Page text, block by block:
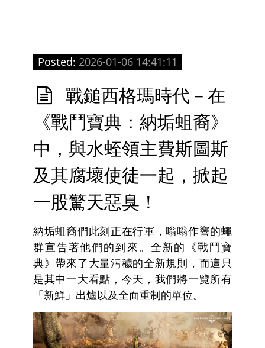
Posted: 2026-01-06 14:41:11
戰鎚西格瑪時代－在
《戰鬥寶典：納垢蛆裔》
中，與水蛭領主費斯圖斯
及其腐壞使徒一起，掀起
一股驚天惡臭！
納垢蛆裔們此刻正在行軍，嗡嗡作響的蠅
群宣告著他們的到來。全新的《戰鬥寶
典》帶來了大量污穢的全新規則，而這只
是其中一大看點，今天，我們將一覽所有
「新鮮」出爐以及全面重制的單位。